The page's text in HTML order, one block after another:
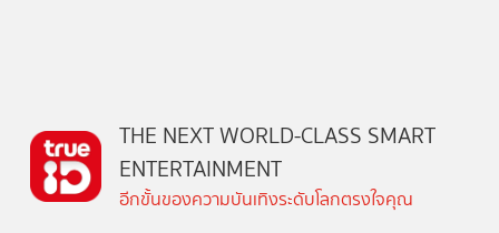
THE NEXT WORLD-CLASS SMART
ENTERTAINMENT
อีกขั้นของความบันเทิงระดับโลกตรงใจคุณ